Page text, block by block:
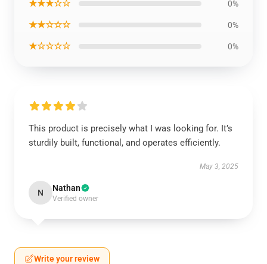
★★★☆☆ 0%
★★☆☆☆ 0%
★☆☆☆☆ 0%
This product is precisely what I was looking for. It’s
sturdily built, functional, and operates efficiently.
May 3, 2025
N Nathan
Verified owner
Write your review